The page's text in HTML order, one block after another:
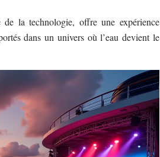
de la technologie, offre une expérience
dans un univers où l’eau devient le